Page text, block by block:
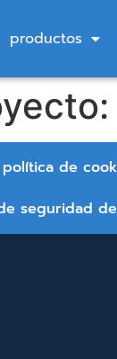
productos
política de
seguridad